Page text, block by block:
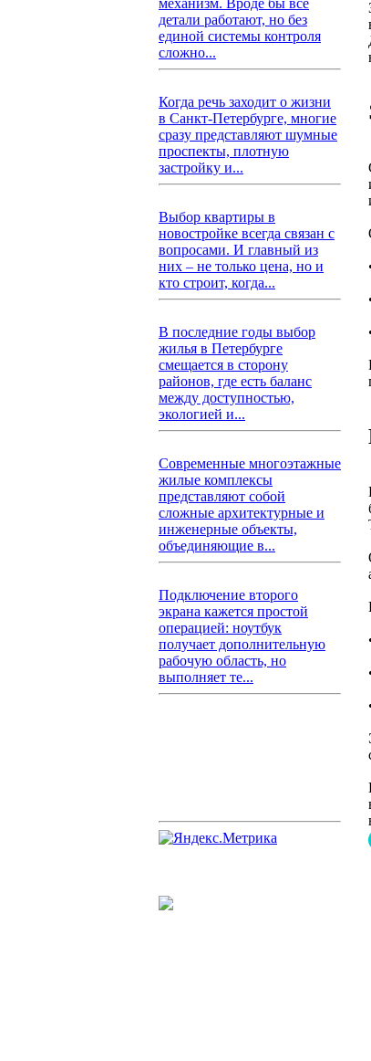
механизм. Вроде бы все
детали работают, но без
единой системы контроля
сложно...
Когда речь заходит о жизни
в Санкт-Петербурге, многие
сразу представляют шумные
проспекты, плотную
застройку и...
Выбор квартиры в
новостройке всегда связан с
вопросами. И главный из
них – не только цена, но и
кто строит, когда...
В последние годы выбор
жилья в Петербурге
смещается в сторону
районов, где есть баланс
между доступностью,
экологией и...
Современные многоэтажные
жилые комплексы
представляют собой
сложные архитектурные и
инженерные объекты,
объединяющие в...
Подключение второго
экрана кажется простой
операцией: ноутбук
получает дополнительную
рабочую область, но
выполняет те...